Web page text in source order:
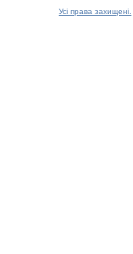
Усі права захищені.